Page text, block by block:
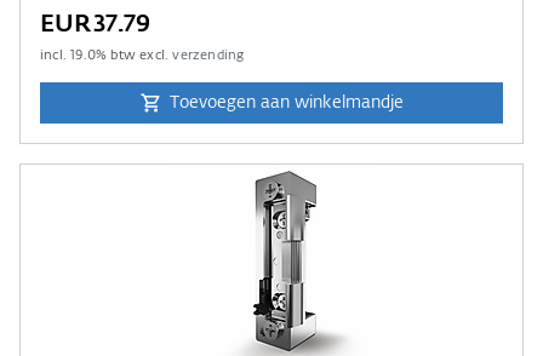
EUR37.79
incl.19.0% btw excl.verzending
Toevoegen aan winkelmandje